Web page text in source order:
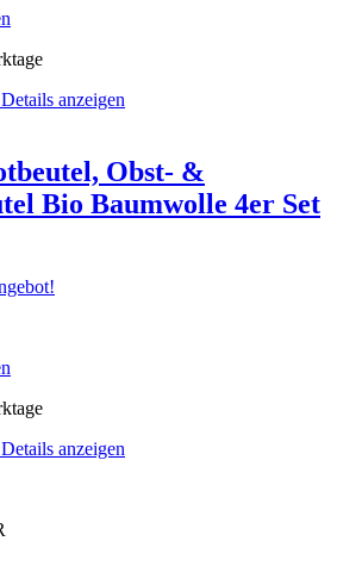
Details anzeigen
Obst- &
Bio Baumwolle 4er Set
Details anzeigen